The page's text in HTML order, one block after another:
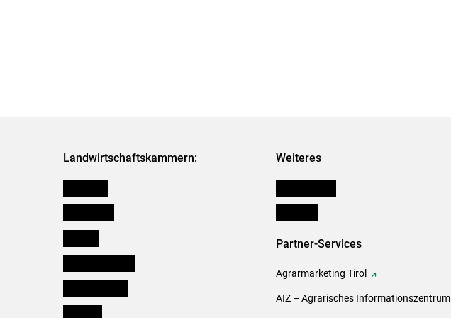
Landwirtschaftskammern: Weiteres
Partner-Services
Agrarmarketing Tirol
AIZ – Agrarisches Informationszentrum